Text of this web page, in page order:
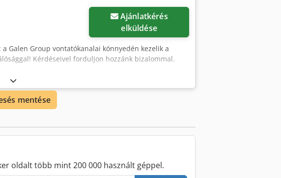
Ajánlatkérés
elküldése
Galen Group vontatókanalai könnyedén kezelik a
Kérdéseivel forduljon hozzánk bizalommal.
mentése
oldalt több mint 200 000 használt géppel.